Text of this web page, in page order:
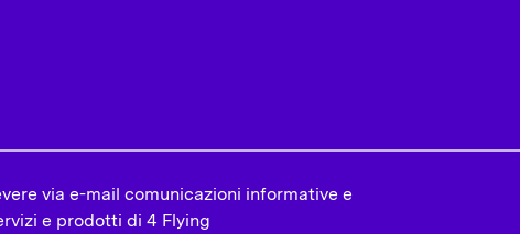
via e-mail comunicazioni informative e
e prodotti di 4 Flying